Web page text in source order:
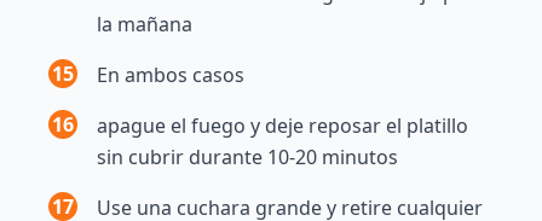
la mañana
15
En ambos casos
16
apague el fuego y deje reposar el platillo
sin cubrir durante 10-20 minutos
17
Use una cuchara grande y retire cualquier